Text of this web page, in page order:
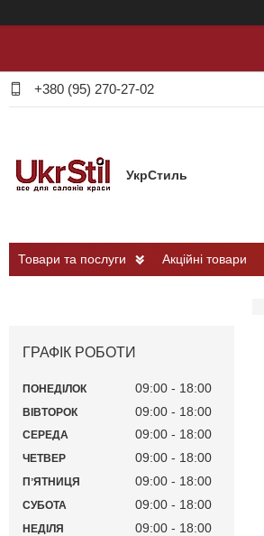
+380 (95) 270-27-02
УкрСтиль
Товари та послуги Акційні товари
ГРАФІК РОБОТИ
ПОНЕДІЛОК 09:00 18:00
ВІВТОРОК 09:00 18:00
СЕРЕДА 09:00 18:00
ЧЕТВЕР 09:00 18:00
ПʼЯТНИЦЯ 09:00 18:00
СУБОТА 09:00 18:00
НЕДІЛЯ 09:00 18:00